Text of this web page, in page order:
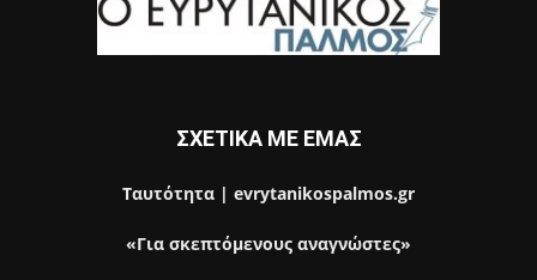
ΣΧΕΤΙΚΑ ΜΕ ΕΜΑΣ
Ταυτότητα | evrytanikospalmos.gr
«Για σκεπτόμενους αναγνώστες»